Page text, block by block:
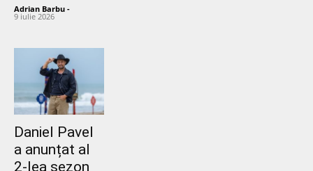
Adrian Barbu -
9 iulie 2026
Daniel Pavel
a anunțat al
2-lea sezon